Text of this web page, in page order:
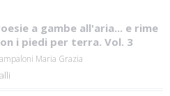
a gambe all'aria... e rime
i piedi per terra. Vol. 3
Maria Grazia